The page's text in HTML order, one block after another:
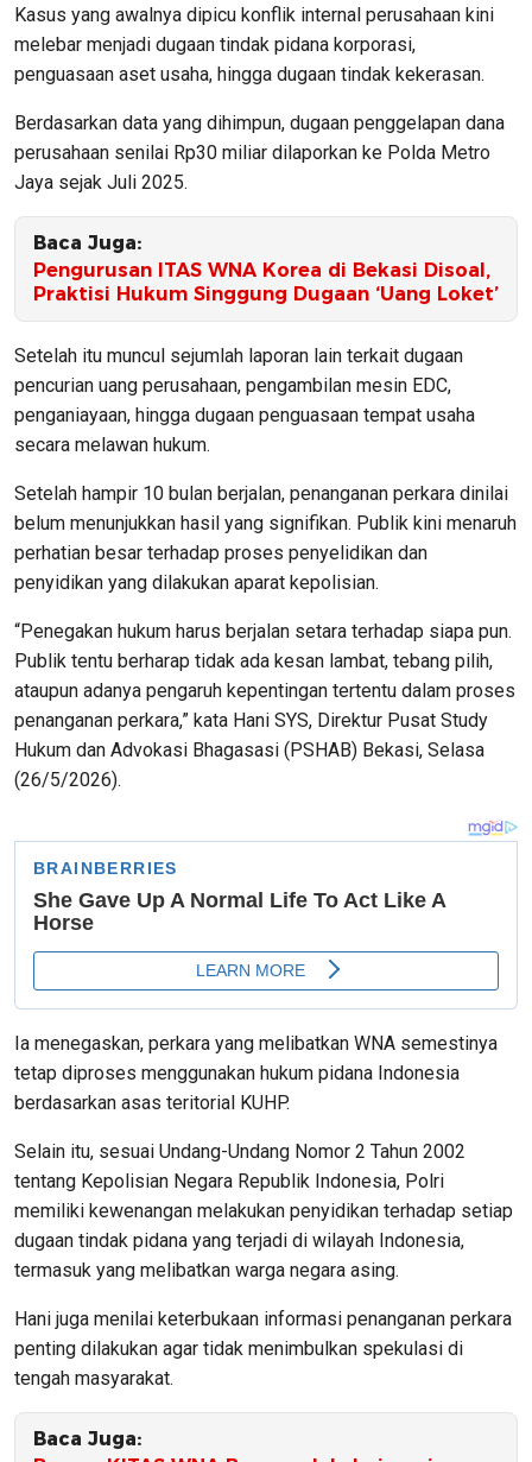
Kasus yang awalnya dipicu konflik internal perusahaan kini
melebar menjadi dugaan tindak pidana korporasi,
penguasaan aset usaha, hingga dugaan tindak kekerasan.
Berdasarkan data yang dihimpun, dugaan penggelapan dana
perusahaan senilai Rp30 miliar dilaporkan ke Polda Metro
Jaya sejak Juli 2025.
Baca Juga:
Pengurusan ITAS WNA Korea di Bekasi Disoal,
Praktisi Hukum Singgung Dugaan ‘Uang Loket’
Setelah itu muncul sejumlah laporan lain terkait dugaan
pencurian uang perusahaan, pengambilan mesin EDC,
penganiayaan, hingga dugaan penguasaan tempat usaha
secara melawan hukum.
Setelah hampir 10 bulan berjalan, penanganan perkara dinilai
belum menunjukkan hasil yang signifikan. Publik kini menaruh
perhatian besar terhadap proses penyelidikan dan
penyidikan yang dilakukan aparat kepolisian.
“Penegakan hukum harus berjalan setara terhadap siapa pun.
Publik tentu berharap tidak ada kesan lambat, tebang pilih,
ataupun adanya pengaruh kepentingan tertentu dalam proses
penanganan perkara,” kata Hani SYS, Direktur Pusat Study
Hukum dan Advokasi Bhagasasi (PSHAB) Bekasi, Selasa
(26/5/2026).
Ia menegaskan, perkara yang melibatkan WNA semestinya
tetap diproses menggunakan hukum pidana Indonesia
berdasarkan asas teritorial KUHP.
Selain itu, sesuai Undang-Undang Nomor 2 Tahun 2002
tentang Kepolisian Negara Republik Indonesia, Polri
memiliki kewenangan melakukan penyidikan terhadap setiap
dugaan tindak pidana yang terjadi di wilayah Indonesia,
termasuk yang melibatkan warga negara asing.
Hani juga menilai keterbukaan informasi penanganan perkara
penting dilakukan agar tidak menimbulkan spekulasi di
tengah masyarakat.
Baca Juga: